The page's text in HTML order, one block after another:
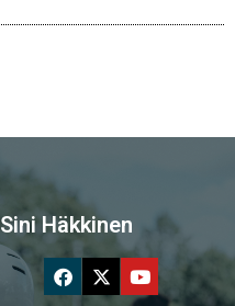
Sini Häkkinen